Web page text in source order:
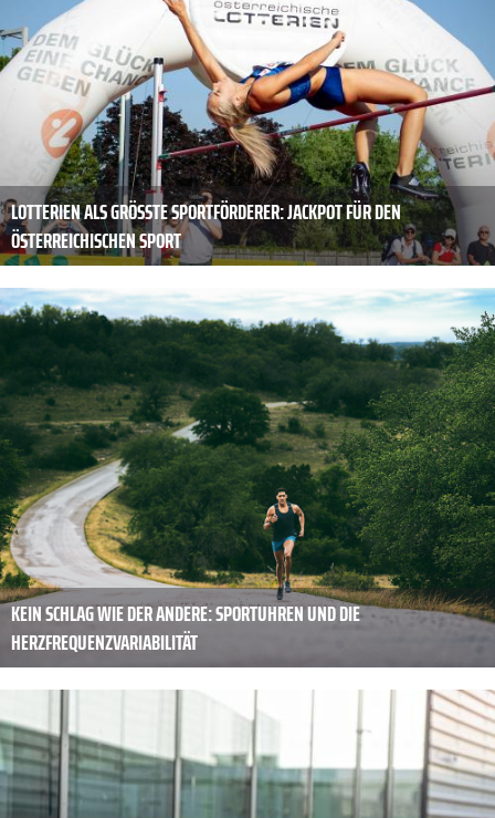
LOTTERIEN ALS GRÖSSTE SPORTFÖRDERER: JACKPOT FÜR DEN Ö
STERREICHISCHEN SPORT
KEIN SCHLAG WIE DER ANDERE: SPORTUHREN UND DIE
HERZFREQUENZVARIABILITÄT